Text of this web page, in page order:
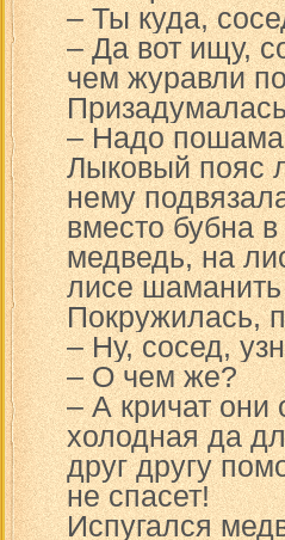
– Ты куда,
– Да вот ищу,
чем журавли
– Надо
Лыковый пояс
нему
вместо бубна
медведь, на
лисе шаманить
Покружилась,
– Ну, сосед,
– О чем же?
– А кричат они
холодная да
друг другу
не спасет!
Испугался